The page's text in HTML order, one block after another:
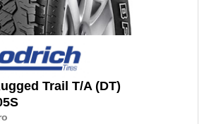
Trail T/A (DT)